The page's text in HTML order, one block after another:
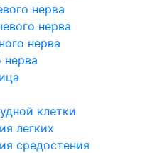
нерва
нерва
нерва
нерва
клетки
легких
средостения